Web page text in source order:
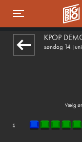
Toggle navigation
KPOP
søndag 14.
Vælg